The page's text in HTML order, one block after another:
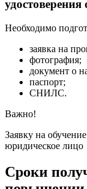
Необходимо
заявка на
фотография;
документ о
паспорт;
СНИЛС.
Важно!
Заявку на
юридическое лицо
Сроки